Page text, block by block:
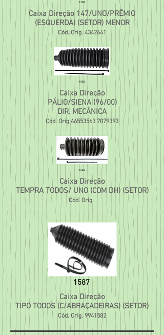
1258
Caixa Direção 147/UNO/PRÊMIO
(ESQUERDA) (SETOR) MENOR
Cód. Orig. 4342641
1585
Caixa Direção
PÁLIO/SIENA (96/00)
DIR. MECÂNICA
Cód. Orig46553563 7079393
1586
Caixa Direção
TEMPRA TODOS/ UNO (COM DH) (SETOR)
Cód. Orig.
1587
Caixa Direção
TIPO TODOS (C/ABRAÇADEIRAS) (SETOR)
Cód. Orig. 9941582